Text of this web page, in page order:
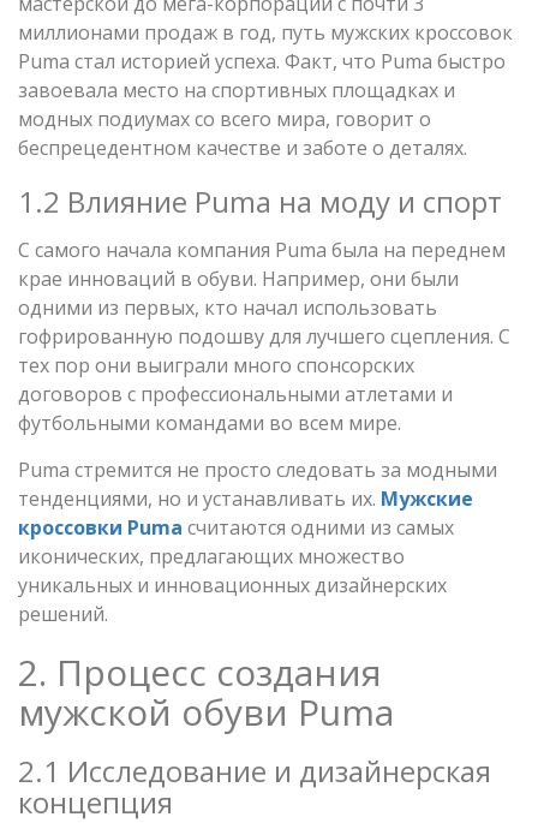
миллионами продаж в год, путь мужских кроссовок
Puma стал историей успеха. Факт, что Puma быстро
завоевала место на спортивных площадках и
модных подиумах со всего мира, говорит о
беспрецедентном качестве и заботе о деталях.
1.2 Влияние Puma на моду и спорт
С самого начала компания Puma была на переднем
крае инноваций в обуви. Например, они были
одними из первых, кто начал использовать
гофрированную подошву для лучшего сцепления. С
тех пор они выиграли много спонсорских
договоров с профессиональными атлетами и
футбольными командами во всем мире.
Puma стремится не просто следовать за модными
тенденциями, но и устанавливать их. Мужские
кроссовки Puma считаются одними из самых
иконических, предлагающих множество
уникальных и инновационных дизайнерских
решений.
2. Процесс создания
мужской обуви Puma
2.1 Исследование и дизайнерская
концепция